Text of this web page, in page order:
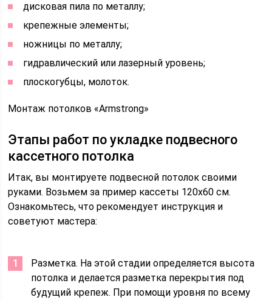
дисковая пила по металлу;
крепежные элементы;
ножницы по металлу;
гидравлический или лазерный уровень;
плоскогубцы, молоток.
Монтаж потолков «Armstrong»
Этапы работ по укладке подвесного
кассетного потолка
Итак, вы монтируете подвесной потолок своими
руками. Возьмем за пример кассеты 120х60 см.
Ознакомьтесь, что рекомендует инструкция и
советуют мастера:
Разметка. На этой стадии определяется высота
потолка и делается разметка перекрытия под
будущий крепеж. При помощи уровня по всему